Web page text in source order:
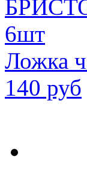
Ложка
140 руб